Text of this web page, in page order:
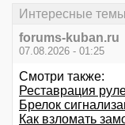
Интересные темы
forums-kuban.ru
07.08.2026 - 01:25
Смотри также:
Реставрация
Брелок
Как взломать